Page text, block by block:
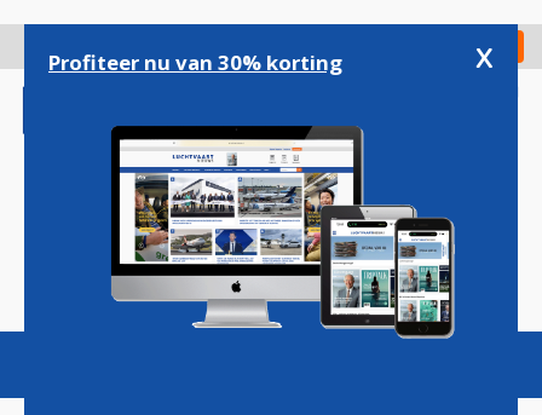
gaan
Check in
Magazine Podcasts Vacatures
Profiteer nu van 30% korting x